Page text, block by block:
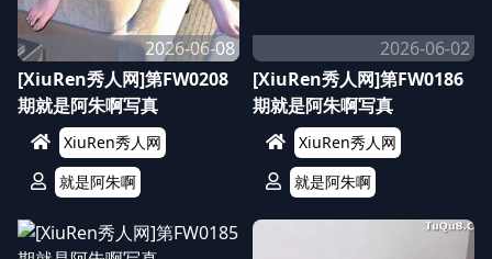
2026-06-08
[XiuRen秀人网]第FW0208
期就是阿朱啊写真
XiuRen秀人网
就是阿朱啊
2026-06-02
[XiuRen秀人网]第FW0186
期就是阿朱啊写真
XiuRen秀人网
就是阿朱啊